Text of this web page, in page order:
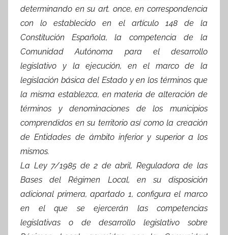
determinando en su art. once, en correspondencia
con lo establecido en el artículo 148 de la
Constitución Española, la competencia de la
Comunidad Autónoma para el desarrollo
legislativo y la ejecución, en el marco de la
legislación básica del Estado y en los términos que
la misma establezca, en materia de alteración de
términos y denominaciones de los municipios
comprendidos en su territorio así como la creación
de Entidades de ámbito inferior y superior a los
mismos.
La Ley 7/1985 de 2 de abril, Reguladora de las
Bases del Régimen Local, en su disposición
adicional primera, apartado 1, configura el marco
en el que se ejercerán las competencias
legislativas o de desarrollo legislativo sobre